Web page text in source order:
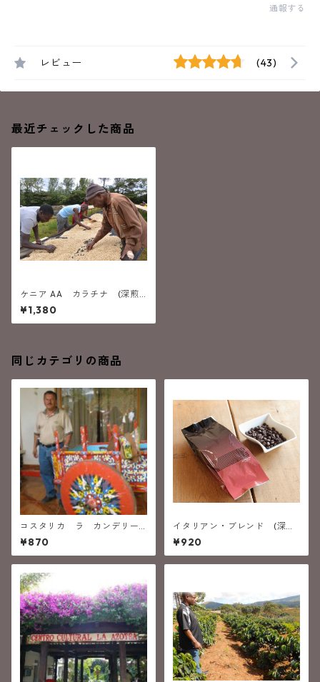
通報する
レビュー (43)
最近チェックした商品
ケニア AA カラチナ (深煎
り）
¥1,380
同じカテゴリの商品
コスタリカ ラ カンデリー
ジャ (深煎り）
¥870
イタリアン・ブレンド (深煎
り）
¥920